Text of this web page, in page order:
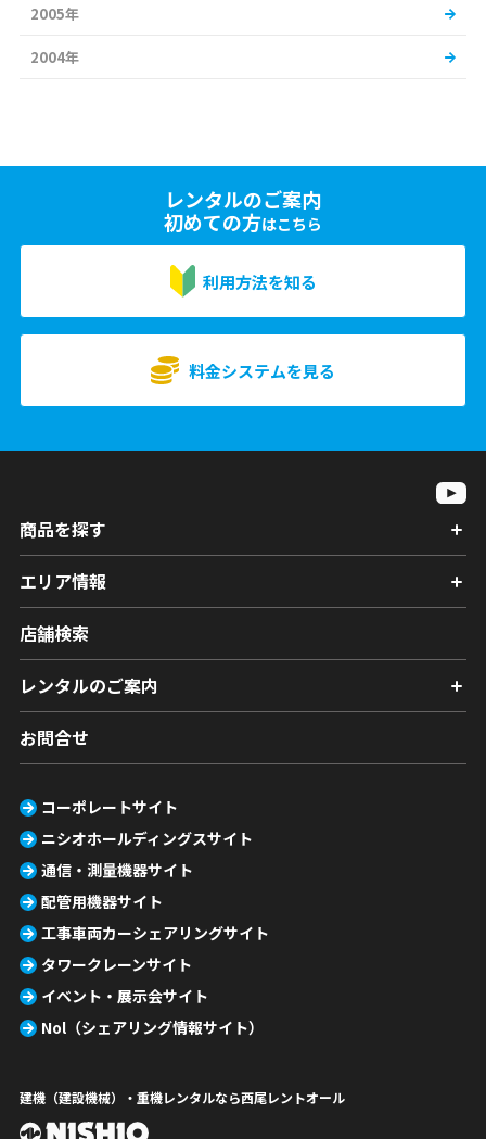
2005年
2004年
レンタルのご案内
初めての方はこちら
利用方法を知る
料金システムを見る
商品を探す
エリア情報
店舗検索
レンタルのご案内
お問合せ
コーポレートサイト
ニシオホールディングスサイト
通信・測量機器サイト
配管用機器サイト
工事車両カーシェアリングサイト
タワークレーンサイト
イベント・展示会サイト
Nol（シェアリング情報サイト）
建機（建設機械）・重機レンタルなら西尾レントオール